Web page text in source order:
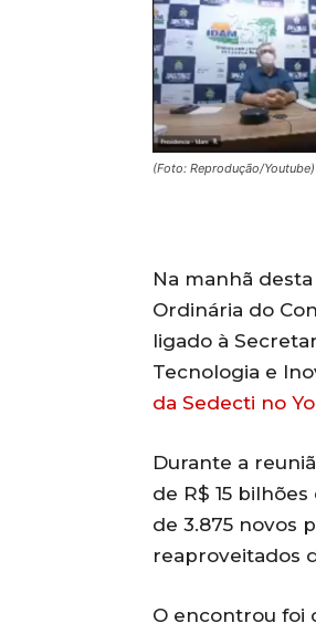
(Foto: Reprodução/Youtube)
Na manhã
Ordinária do
ligado à
Tecnologia e
da Sedecti no
Durante a
de R$ 15
de 3.875 novos
reaproveitados
O encontrou foi